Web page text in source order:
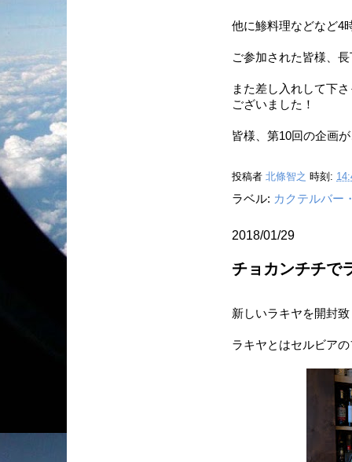
他に鯵料理などなど4
ご参加された皆様、
また差し入れして下
ございました！
皆様、第10回の企画
投稿者 北條智之 時刻:
ラベル: カクテルバー
2018/01/29
チョカンチチで
新しいラキヤを開封
ラキヤとはセルビア